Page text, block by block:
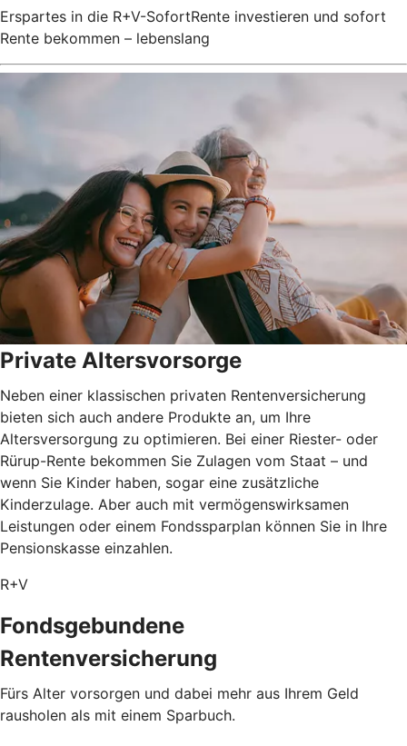
Erspartes in die R+V-SofortRente investieren und sofort
Rente bekommen – lebenslang
Private Altersvorsorge
Neben einer klassischen privaten Rentenversicherung
bieten sich auch andere Produkte an, um Ihre
Altersversorgung zu optimieren. Bei einer Riester- oder
Rürup-Rente bekommen Sie Zulagen vom Staat – und
wenn Sie Kinder haben, sogar eine zusätzliche
Kinderzulage. Aber auch mit vermögenswirksamen
Leistungen oder einem Fondssparplan können Sie in Ihre
Pensionskasse einzahlen.
R+V
Fondsgebundene
Rentenversicherung
Fürs Alter vorsorgen und dabei mehr aus Ihrem Geld
rausholen als mit einem Sparbuch.